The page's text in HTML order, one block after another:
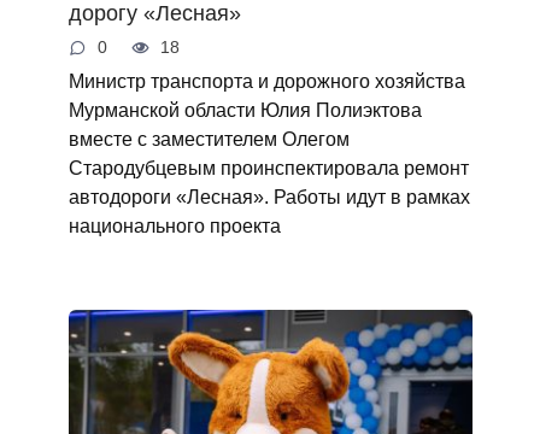
дорогу «Лесная»
0 18
Министр транспорта и дорожного хозяйства
Мурманской области Юлия Полиэктова
вместе с заместителем Олегом
Стародубцевым проинспектировала ремонт
автодороги «Лесная». Работы идут в рамках
национального проекта